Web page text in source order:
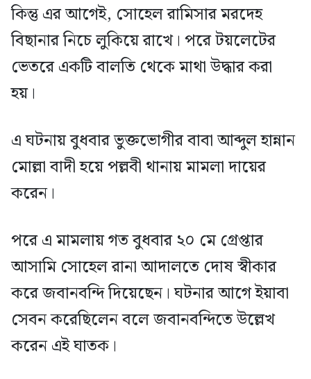
কিন্তু এর আগেই, সোহেল রামিসার মরদেহ
বিছানার নিচে লুকিয়ে রাখে। পরে টয়লেটের
ভেতরে একটি বালতি থেকে মাথা উদ্ধার করা
হয়।
এ ঘটনায় বুধবার ভুক্তভোগীর বাবা আব্দুল হান্নান
মোল্লা বাদী হয়ে পল্লবী থানায় মামলা দায়ের
করেন।
পরে এ মামলায় গত বুধবার ২০ মে গ্রেপ্তার
আসামি সোহেল রানা আদালতে দোষ স্বীকার
করে জবানবন্দি দিয়েছেন। ঘটনার আগে ইয়াবা
সেবন করেছিলেন বলে জবানবন্দিতে উল্লেখ
করেন এই ঘাতক।